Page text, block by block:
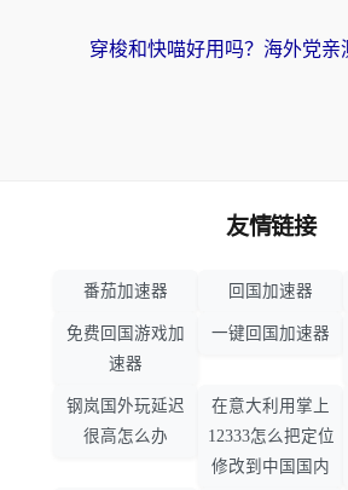
友情链接
番茄加速器 回国加速器
免费回国游戏加
速器
一键回国加速器
钢岚国外玩延迟
很高怎么办
在意大利用掌上
12333怎么把定位
修改到中国国内